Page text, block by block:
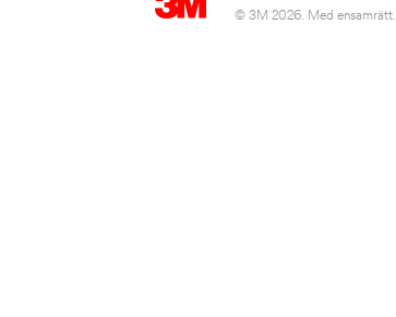
© 3M 2026. Med ensamrätt.